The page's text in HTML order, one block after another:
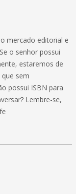
mercado editorial e
o senhor possui
estaremos de
sem
possui ISBN para
Lembre-se,